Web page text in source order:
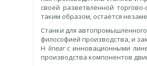
своей разветвлённой
таким образом, остаётся
Станки для
философией производства, и
H linearс инновационными
производства компонентов